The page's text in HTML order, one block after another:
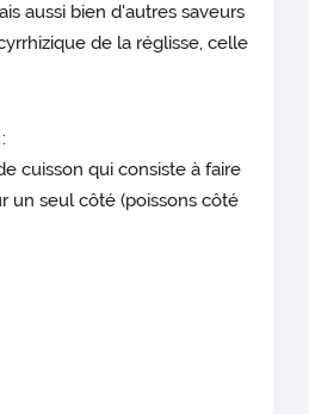
aussi bien d'autres saveurs
de la réglisse, celle
cuisson qui consiste à faire
un seul côté (poissons côté